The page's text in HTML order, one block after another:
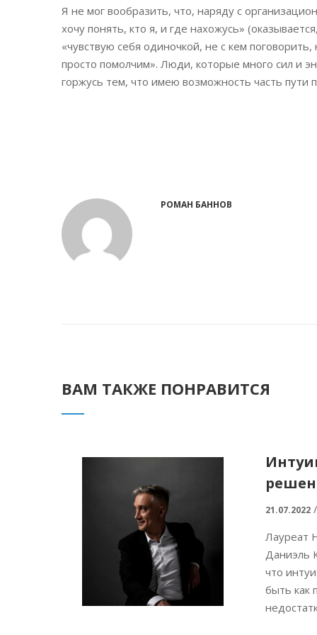
Я не мог вообразить, что, наряду с
хочу понять, кто я, и где нахожусь»
«чувствую себя одиночкой, не с кем
просто помолчим». Люди, которые много сил и
горжусь тем, что имею возможность часть пути
РОМАН БАННОВ
ВАМ ТАКЖЕ ПОНРАВИТСЯ
21.07.2022
Лауреат
Даниэль
что
быть как